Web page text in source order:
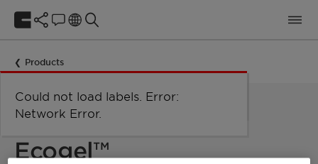
Products
Ecogel™
Network Error
Could not load labels. Error:
Network Error.